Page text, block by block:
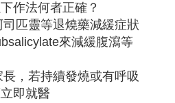
作法何者正確？
匹靈等退燒藥減緩症狀
來減緩腹瀉等
，若持續發燒或有呼吸
即就醫